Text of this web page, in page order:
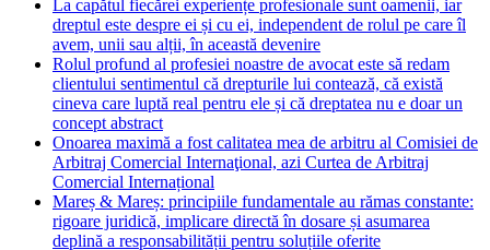
La capătul fiecărei experiențe profesionale sunt oamenii, iar
dreptul este despre ei și cu ei, independent de rolul pe care îl
avem, unii sau alții, în această devenire
Rolul profund al profesiei noastre de avocat este să redam
clientului sentimentul că drepturile lui contează, că există
cineva care luptă real pentru ele și că dreptatea nu e doar un
concept abstract
Onoarea maximă a fost calitatea mea de arbitru al Comisiei de
Arbitraj Comercial Internaţional, azi Curtea de Arbitraj
Comercial Internațional
Mareș & Mareș: principiile fundamentale au rămas constante:
rigoare juridică, implicare directă în dosare și asumarea
deplină a responsabilității pentru soluțiile oferite